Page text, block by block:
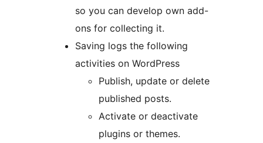
so you can develop own add-
ons for collecting it.
Saving logs the following
activities on WordPress
Publish, update or delete
published posts.
Activate or deactivate
plugins or themes.